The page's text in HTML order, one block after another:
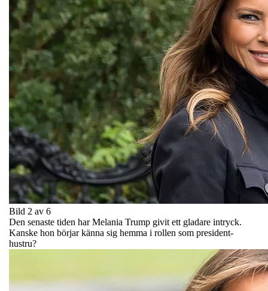
Bild 2 av 6
Den senaste tiden har Melania Trump givit ett gladare intryck.
Kanske hon börjar känna sig hemma i rollen som president-
hustru?